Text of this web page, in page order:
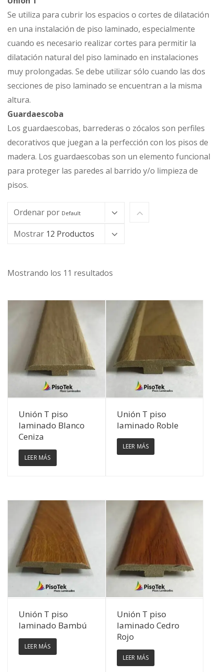
Se utiliza para cubrir los espacios o cortes de dilatación
en una instalación de piso laminado, especialmente
cuando es necesario realizar cortes para permitir la
dilatación natural del piso laminado en instalaciones
muy prolongadas. Se debe utilizar sólo cuando las dos
secciones de piso laminado se encuentran a la misma
altura.
Guardaescoba
Los guardaescobas, barrederas o zócalos son perfiles
decorativos que juegan a la perfección con los pisos de
madera. Los guardaescobas son un elemento funcional
para proteger las paredes al barrido y/o limpieza de
pisos.
Ordenar por Default
Mostrar 12 Productos
Mostrando los 11 resultados
Ver Detalles
Unión T piso
laminado Blanco
Ceniza
LEER MÁS
Ver Detalles
Unión T piso
laminado Roble
LEER MÁS
Ver Detalles
Unión T piso
laminado Bambú
LEER MÁS
Ver Detalles
Unión T piso
laminado Cedro
Rojo
LEER MÁS